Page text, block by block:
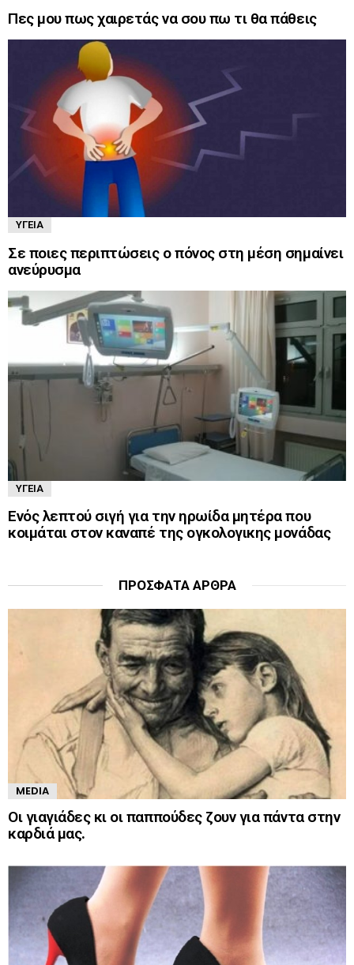
Πες μου πως χαιρετάς να σου πω τι θα πάθεις
ΥΓΕΊΑ
Σε ποιες περιπτώσεις ο πόνος στη μέση σημαίνει
ανεύρυσμα
ΥΓΕΊΑ
Ενός λεπτού σιγή για την ηρωίδα μητέρα που
κοιμάται στον καναπέ της ογκολογικης μονάδας
ΠΡΌΣΦΑΤΑ ΆΡΘΡΑ
MEDIA
Οι γιαγιάδες κι οι παππούδες ζουν για πάντα στην
καρδιά μας.